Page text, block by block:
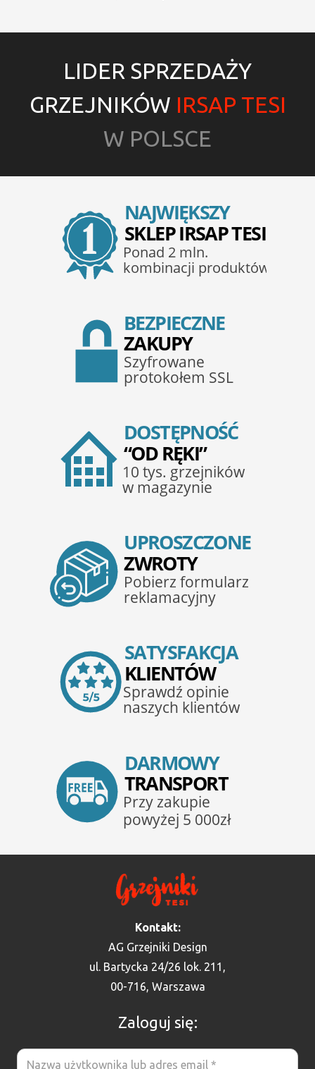
LIDER SPRZEDAŻY
GRZEJNIKÓW IRSAP TESI
W POLSCE
Kontakt:
AG Grzejniki Design
ul. Bartycka 24/26 lok. 211,
00-716, Warszawa
Zaloguj się: